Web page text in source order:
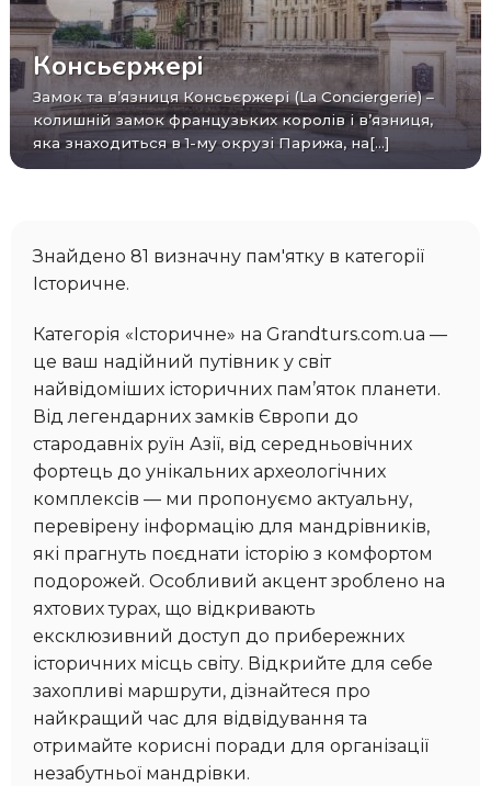
Консьєржері
Замок та в’язниця Консьєржері (La Conciergerie) –
колишній замок французьких королів і в’язниця,
яка знаходиться в 1-му окрузі Парижа, на[...]
Знайдено 81 визначну пам'ятку в категорії
Історичне.
Категорія «Історичне» на Grandturs.com.ua —
це ваш надійний путівник у світ
найвідоміших історичних пам’яток планети.
Від легендарних замків Європи до
стародавніх руїн Азії, від середньовічних
фортець до унікальних археологічних
комплексів — ми пропонуємо актуальну,
перевірену інформацію для мандрівників,
які прагнуть поєднати історію з комфортом
подорожей. Особливий акцент зроблено на
яхтових турах, що відкривають
ексклюзивний доступ до прибережних
історичних місць світу. Відкрийте для себе
захопливі маршрути, дізнайтеся про
найкращий час для відвідування та
отримайте корисні поради для організації
незабутньої мандрівки.